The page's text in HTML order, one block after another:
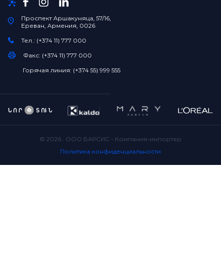
Проспект Аршакуняца, 57/16,
Ереван, Армения, 0026
Тел.: (+374 11) 777 000
Факс: (+374 11) 777 000
Горячая линия: (+374 55) 999 555
© 2026 . ООО БАРСИС - Компания-импортер
Политика конфиденциальности